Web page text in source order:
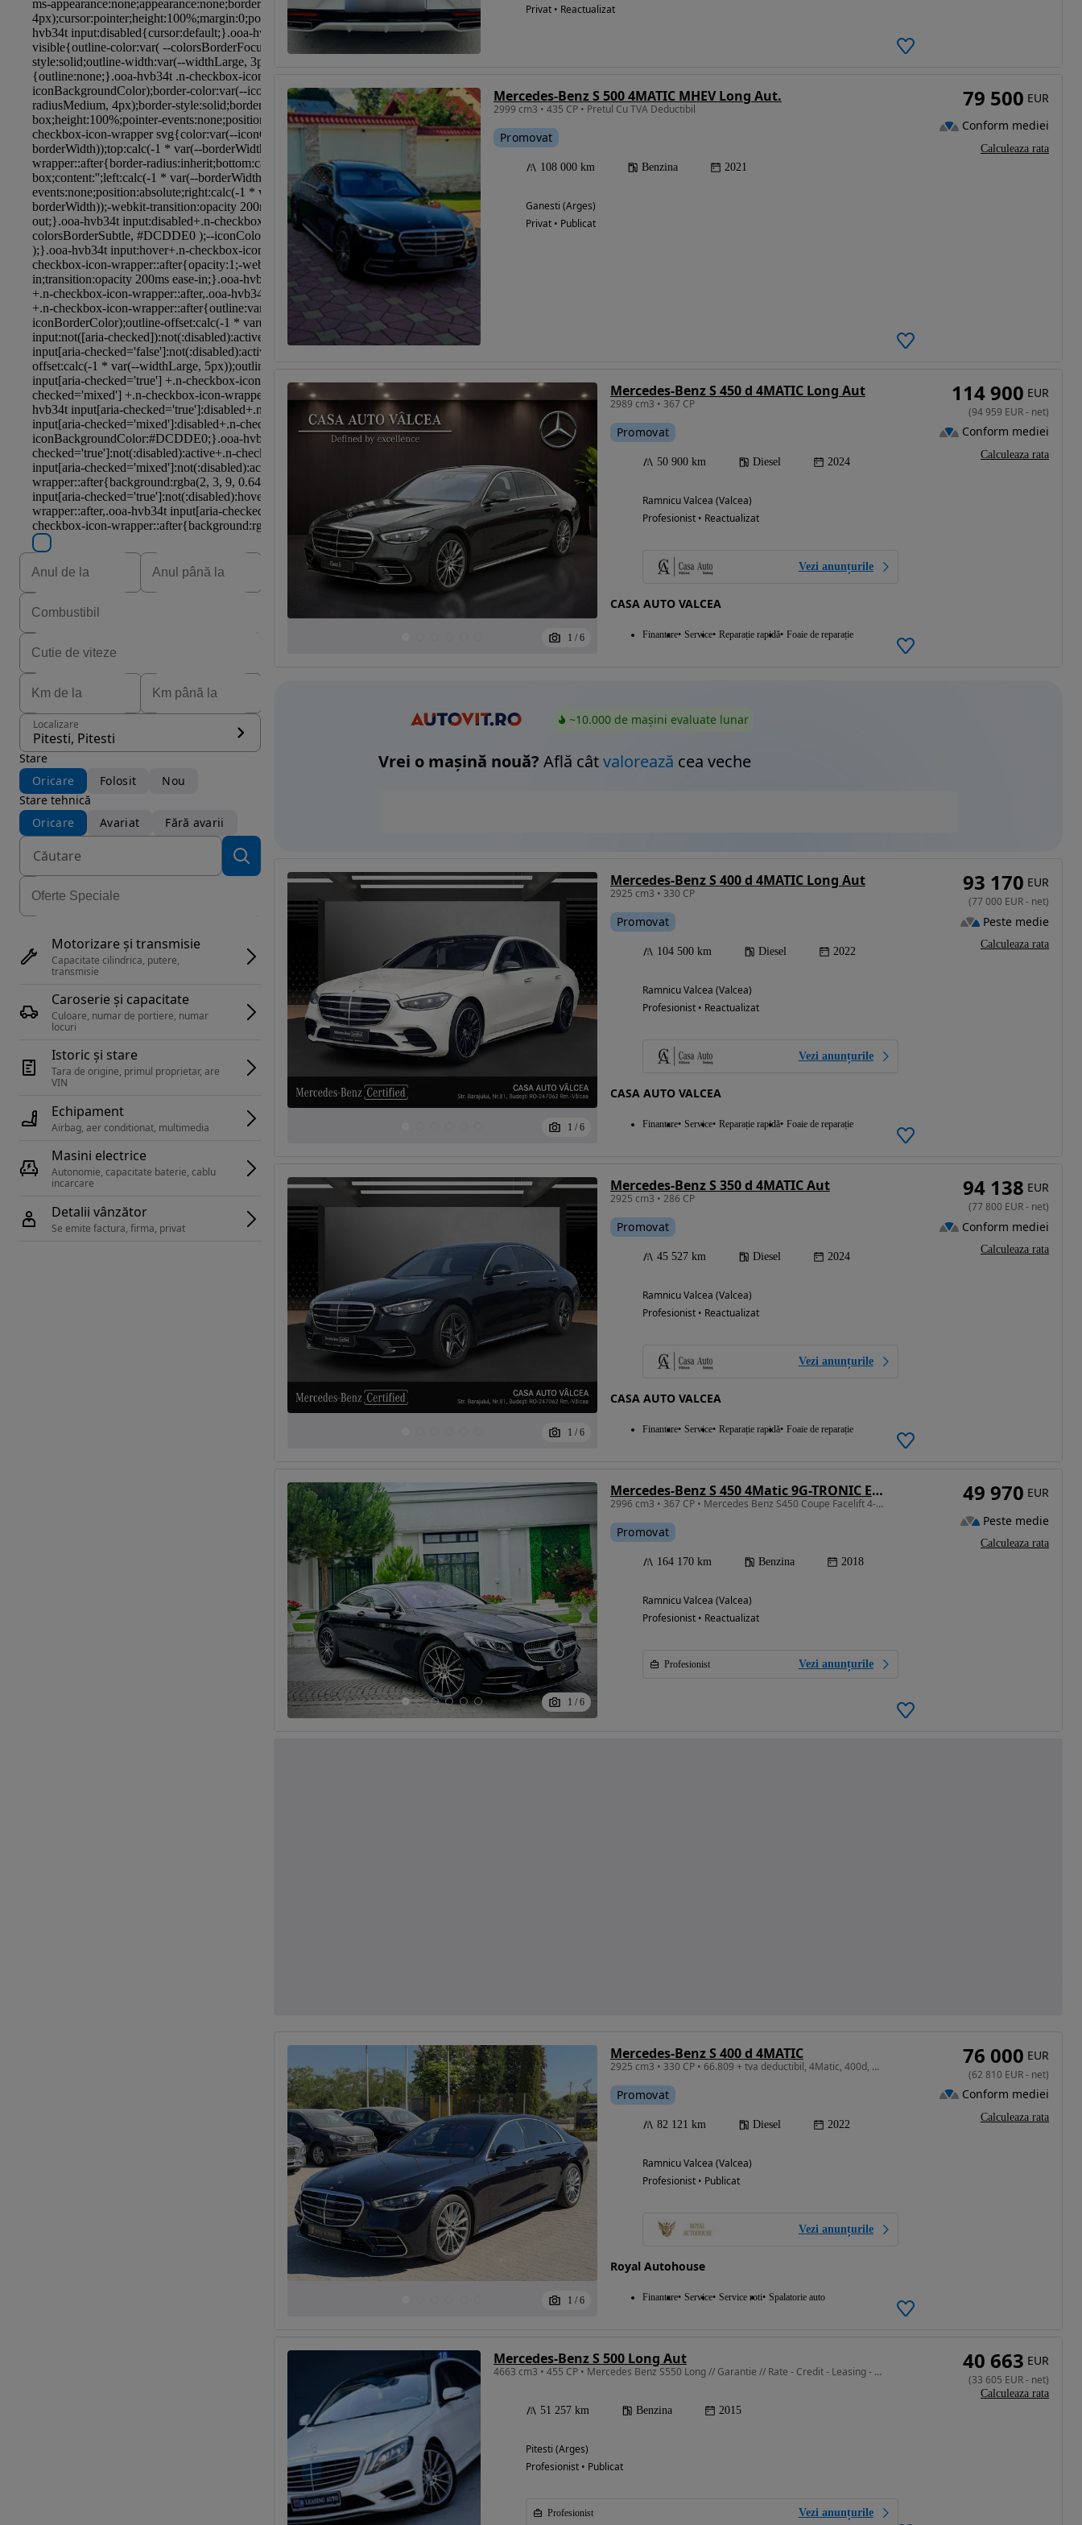
Eligibil pentru
finantare
Localizare
Pitesti, Pitesti
Stare
Oricare
Folosit
Nou
Stare tehnică
Oricare
Avariat Fără avarii
Motorizare și transmisie
Capacitate cilindrica, putere,
transmisie
Caroserie și capacitate
Culoare, numar de portiere, numar
locuri
Istoric și stare
Tara de origine, primul proprietar, are
Echipament
Airbag, aer conditionat, multimedia
Masini electrice
Autonomie, capacitate baterie, cablu
Detalii vânzător
Se emite factura, firma, privat
Privat • Reactualizat
Mercedes-Benz S 500 4MATIC MHEV Long Aut.
2999 cm3 • 435 CP • Pretul Cu TVA Deductibil
Promovat
108 000 km Benzina 2021
Ganesti (Arges)
Privat • Publicat
79 500 EUR
Conform mediei
Calculeaza rata
1 / 6
Mercedes-Benz S 450 d 4MATIC Long Aut
2989 cm3 • 367 CP
Promovat
50 900 km Diesel 2024
Ramnicu Valcea (Valcea)
Profesionist • Reactualizat
Vezi anunțurile
CASA AUTO VALCEA
Finantare Service Reparație rapidă Foaie de reparație
114 900 EUR
(94 959 EUR- net)
Conform mediei
Calculeaza rata
~10.000 de mașini evaluate lunar
Vrei o mașină nouă? Află câtvalorează cea veche
1 / 6
Mercedes-Benz S 400 d 4MATIC Long Aut
2925 cm3 • 330 CP
Promovat
104 500 km Diesel 2022
Ramnicu Valcea (Valcea)
Profesionist • Reactualizat
Vezi anunțurile
CASA AUTO VALCEA
Finantare Service Reparație rapidă Foaie de reparație
93 170 EUR
(77 000 EUR- net)
Peste medie
Calculeaza rata
1 / 6
Mercedes-Benz S 350 d 4MATIC Aut
2925 cm3 • 286 CP
Promovat
45 527 km Diesel 2024
Ramnicu Valcea (Valcea)
Profesionist • Reactualizat
Vezi anunțurile
CASA AUTO VALCEA
Finantare Service Reparație rapidă Foaie de reparație
94 138 EUR
(77 800 EUR- net)
Conform mediei
Calculeaza rata
1 / 6
Mercedes-Benz S 450 4Matic 9G-TRONIC Exclusive Edition
2996 cm3 • 367 CP • Mercedes Benz S450 Coupe Facelift 4-Matic! Absolut Full Option
Promovat
164 170 km Benzina 2018
Ramnicu Valcea (Valcea)
Profesionist • Reactualizat
Profesionist Vezi anunțurile
49 970 EUR
Peste medie
Calculeaza rata
1 / 6
Mercedes-Benz S 400 d 4MATIC
2925 cm3 • 330 CP • 66.809 + tva deductibil, 4Matic, 400d, Pachet amg, piele napa
Promovat
82 121 km Diesel 2022
Ramnicu Valcea (Valcea)
Profesionist • Publicat
Vezi anunțurile
Royal Autohouse
Finantare Service Service roti Spalatorie auto
76 000 EUR
(62 810 EUR- net)
Conform mediei
Calculeaza rata
Mercedes-Benz S 500 Long Aut
4663 cm3 • 455 CP • Mercedes Benz S550 Long // Garantie // Rate - Credit - Leasing - 18
51 257 km Benzina 2015
Pitesti (Arges)
Profesionist • Publicat
Profesionist Vezi anunțurile
40 663 EUR
(33 605 EUR- net)
Calculeaza rata